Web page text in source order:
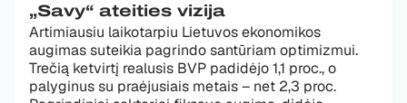
„Savy“ ateities vizija
Artimiausiu laikotarpiu Lietuvos ekonomikos
augimas suteikia pagrindo santūriam optimizmui.
Trečią ketvirtį realusis BVP padidėjo 1,1 proc., o
palyginus su praėjusiais metais – net 2,3 proc.